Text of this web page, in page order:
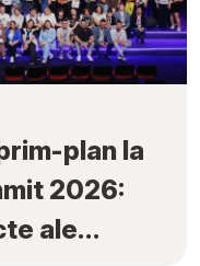
plan la
2026:
ale